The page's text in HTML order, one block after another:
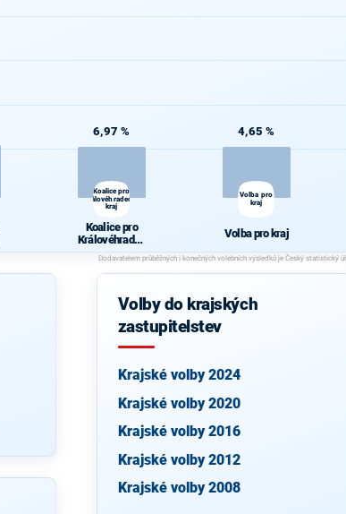
6,97 %
Koalice pro
Královéhradecký
kraj
Koalice pro
Královéhradec
ký kraj
4,65 %
Volba pro
kraj
Volba pro kraj
Volby do krajských
zastupitelstev
Krajské volby 2024
Krajské volby 2020
Krajské volby 2016
Krajské volby 2012
Krajské volby 2008